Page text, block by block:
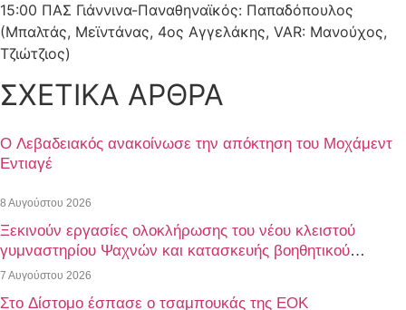
15:00 ΠΑΣ Γιάννινα-Παναθηναϊκός: Παπαδόπουλος
(Μπαλτάς, Μεϊντάνας, 4ος Αγγελάκης, VAR: Μανούχος,
Τζιώτζιος)
ΣΧΕΤΙΚΑ ΑΡΘΡΑ
Ο Λεβαδειακός ανακοίνωσε την απόκτηση του Μοχάμεντ
Εντιαγέ
8 Αυγούστου 2026
Ξεκινούν εργασίες ολοκλήρωσης του νέου κλειστού
γυμναστηρίου Ψαχνών και κατασκευής βοηθητικού
γηπέδου ποδοσφαίρου
7 Αυγούστου 2026
Στο Δίστομο έσπασε ο τσαμπουκάς της ΕΟΚ